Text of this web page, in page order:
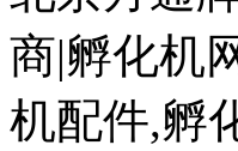
商|孵化机
机配件,孵